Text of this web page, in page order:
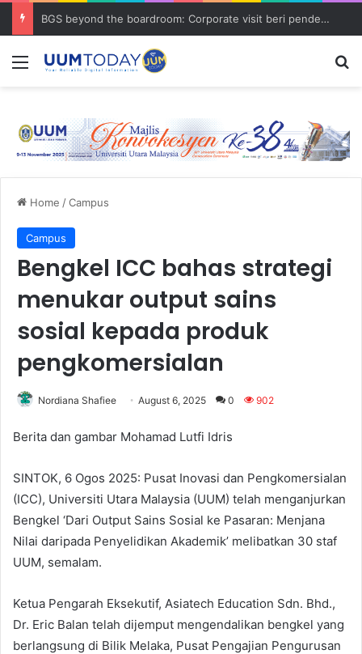
BGS beyond the boardroom: Corporate visit beri pendedahan dunia korporat kepada PELAJAR UUM
Menu
Home /Campus
Campus
Bengkel ICC bahas strategi
menukar output sains
sosial kepada produk
pengkomersialan
Nordiana Shafiee August 6, 2025 0 902
Berita dan gambar Mohamad Lutfi Idris
SINTOK, 6 Ogos 2025: Pusat Inovasi dan Pengkomersialan
(ICC), Universiti Utara Malaysia (UUM) telah menganjurkan
Bengkel ‘Dari Output Sains Sosial ke Pasaran: Menjana
Nilai daripada Penyelidikan Akademik’ melibatkan 30 staf
UUM, semalam.
Ketua Pengarah Eksekutif, Asiatech Education Sdn. Bhd.,
Dr. Eric Balan telah dijemput mengendalikan bengkel yang
berlangsung di Bilik Melaka, Pusat Pengajian Pengurusan